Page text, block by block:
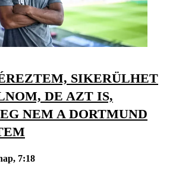
SIKERÜLHET
DE AZT IS,
NEM A DORTMUND
7:18